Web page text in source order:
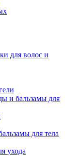
для волос и
и бальзамы для
для тела
ухода